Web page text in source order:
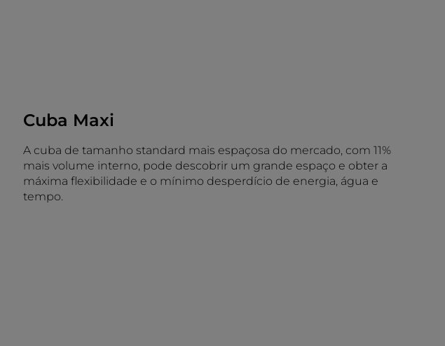
Cuba Maxi
A cuba de tamanho standard mais espaçosa do mercado, com 11%
mais volume interno, pode descobrir um grande espaço e obter a
máxima flexibilidade e o mínimo desperdício de energia, água e
tempo.